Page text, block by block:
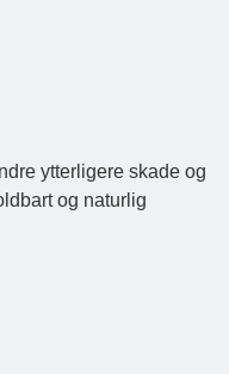
ytterligere skade og
og naturlig